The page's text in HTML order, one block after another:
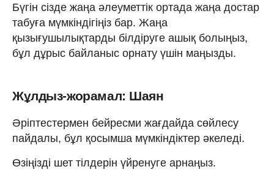
Бүгін сізде жаңа әлеуметтік ортада жаңа достар
табуға мүмкіндігіңіз бар. Жаңа
қызығушылықтарды білдіруге ашық болыңыз,
бұл дұрыс байланыс орнату үшін маңызды.
Жұлдыз-жорамал: Шаян
Әріптестермен бейресми жағдайда сөйлесу
пайдалы, бұл қосымша мүмкіндіктер әкеледі.
Өзіңізді шет тілдерін үйренуге арнаңыз.